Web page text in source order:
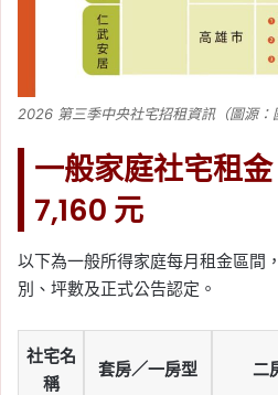
2026 第三季中央社宅招租資訊（圖源：
一般家庭社宅租
7,160 元
以下為一般所得家庭每月租金區間
別、坪數及正式公告認定。
社宅名
稱
套房／一房型 二